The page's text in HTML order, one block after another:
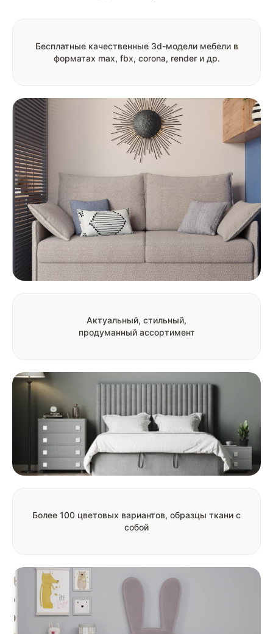
Бесплатные качественные 3d-модели мебели в
форматах max, fbx, corona, render и др.
Актуальный, стильный,
продуманный ассортимент
Более 100 цветовых вариантов, образцы ткани с
собой